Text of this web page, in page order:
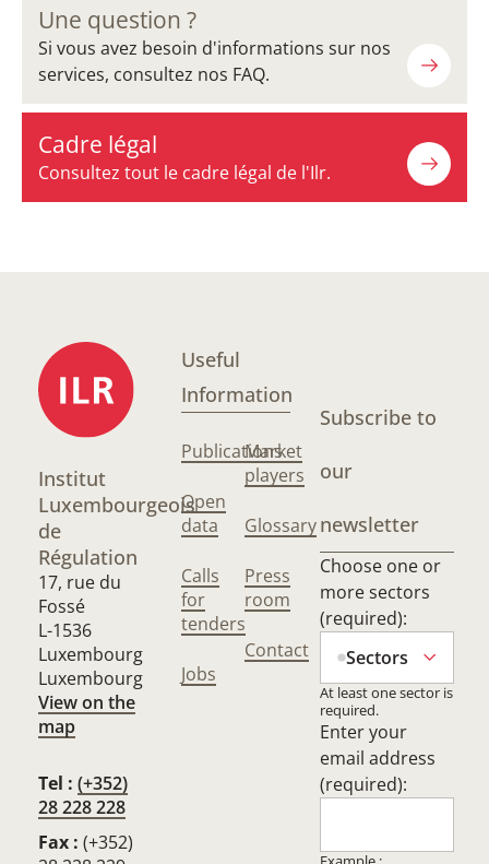
Une question ?
Si vous avez besoin d'informations sur nos
services, consultez nos FAQ.
Cadre légal
Consultez tout le cadre légal de l'Ilr.
Institut
Luxembourgeois
de
Régulation
17, rue du
Fossé
L-1536
Luxembourg
Luxembourg
View on the
map
Tel : (+352)
28 228 228
Fax : (+352)
Useful
Information
Publications
Open
data
Calls
for
tenders
Jobs
Market
players
Glossary
Press
room
Contact
Subscribe to
our
newsletter
Choose one or
more sectors
(required):
Sectors
At least one sector is
required.
Enter your
email address
(required):